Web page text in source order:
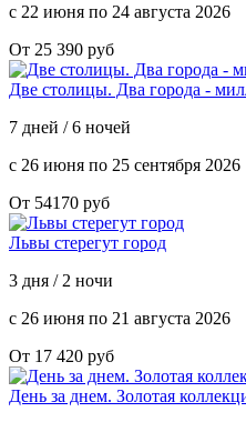
с 22 июня по 24 августа 2026
От 25 390 руб
Две столицы. Два города -
7 дней / 6 ночей
с 26 июня по 25 сентября 2026
От 54170 руб
Львы стерегут город
3 дня / 2 ночи
с 26 июня по 21 августа 2026
От 17 420 руб
День за днем. Золотая